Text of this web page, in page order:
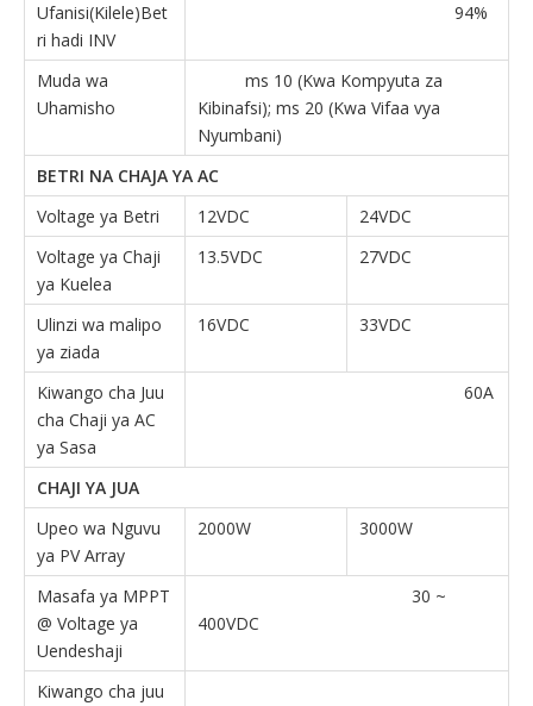
Ufanisi(Kilele)Bet
ri hadi INV
94%
Muda wa
Uhamisho
ms 10 (Kwa Kompyuta za
Kibinafsi); ms 20 (Kwa Vifaa vya
Nyumbani)
BETRI NA CHAJA YA AC
Voltage ya Betri
12VDC
24VDC
Voltage ya Chaji
ya Kuelea
13.5VDC 27VDC
Ulinzi wa malipo
ya ziada
16VDC 33VDC
Kiwango cha Juu
cha Chaji ya AC
ya Sasa
60A
CHAJI YA JUA
Upeo wa Nguvu
ya PV Array
2000W 3000W
Masafa ya MPPT
@ Voltage ya
Uendeshaji
30 ~
400VDC
Kiwango cha juu